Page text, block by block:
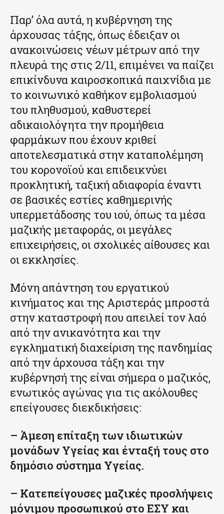
Παρ’ όλα αυτά, η κυβέρνηση της
άρχουσας τάξης, όπως έδειξαν οι
ανακοινώσεις νέων μέτρων από την
πλευρά της στις 2/11, επιμένει να παίζει
επικίνδυνα καιροσκοπικά παιχνίδια με
το κοινωνικό καθήκον εμβολιασμού
του πληθυσμού, καθυστερεί
αδικαιολόγητα την προμήθεια
φαρμάκων που έχουν κριθεί
αποτελεσματικά στην καταπολέμηση
του κορονοϊού και επιδεικνύει
προκλητική, ταξική αδιαφορία έναντι
σε βασικές εστίες καθημερινής
υπερμετάδοσης του ιού, όπως τα μέσα
μαζικής μεταφοράς, οι μεγάλες
επιχειρήσεις, οι σχολικές αίθουσες και
οι εκκλησίες.
Μόνη απάντηση του εργατικού
κινήματος και της Αριστεράς μπροστά
στην καταστροφή που απειλεί τον λαό
από την ανικανότητα και την
εγκληματική διαχείριση της πανδημίας
από την άρχουσα τάξη και την
κυβέρνησή της είναι σήμερα ο μαζικός,
ενωτικός αγώνας για τις ακόλουθες
επείγουσες διεκδικήσεις:
– Άμεση επίταξη των ιδιωτικών
μονάδων Υγείας και ένταξή τους στο
δημόσιο σύστημα Υγείας.
– Κατεπείγουσες μαζικές προσλήψεις
μόνιμου προσωπικού στο ΕΣΥ και